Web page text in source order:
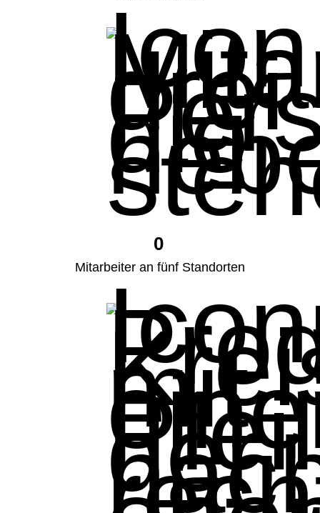
0
Mitarbeiter an fünf Standorten